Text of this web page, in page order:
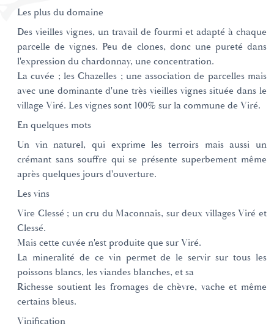
Les plus du domaine
Des vieilles vignes, un travail de fourmi et adapté à chaque
parcelle de vignes. Peu de clones, donc une pureté dans
l'expression du chardonnay, une concentration.
La cuvée ; les Chazelles ; une association de parcelles mais
avec une dominante d'une très vieilles vignes située dans le
village Viré. Les vignes sont 100% sur la commune de Viré.
En quelques mots
Un vin naturel, qui exprime les terroirs mais aussi un
crémant sans souffre qui se présente superbement même
après quelques jours d'ouverture.
Les vins
Vire Clessé ; un cru du Maconnais, sur deux villages Viré et
Clessé.
Mais cette cuvée n'est produite que sur Viré.
La mineralité de ce vin permet de le servir sur tous les
poissons blancs, les viandes blanches, et sa
Richesse soutient les fromages de chèvre, vache et même
certains bleus.
Vinification